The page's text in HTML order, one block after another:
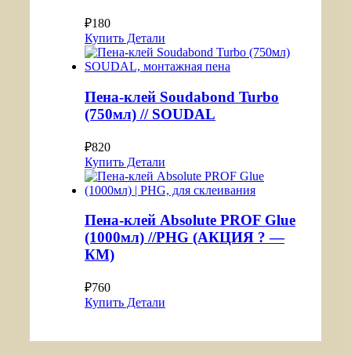
₽180
Купить Детали
Пена-клей Soudabond Turbo
(750мл) // SOUDAL
₽820
Купить Детали
Пена-клей Absolute PROF Glue
(1000мл) //PHG (АКЦИЯ ? —
КМ)
₽760
Купить Детали